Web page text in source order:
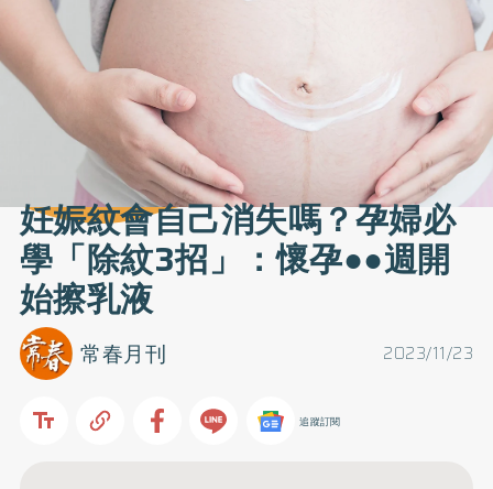
妊娠紋會自己消失嗎？孕婦必
學「除紋3招」：懷孕●●週開
始擦乳液
2023/11/23
常春月刊
追蹤訂閱